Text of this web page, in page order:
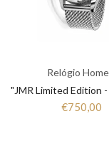
Relógio
€750,00